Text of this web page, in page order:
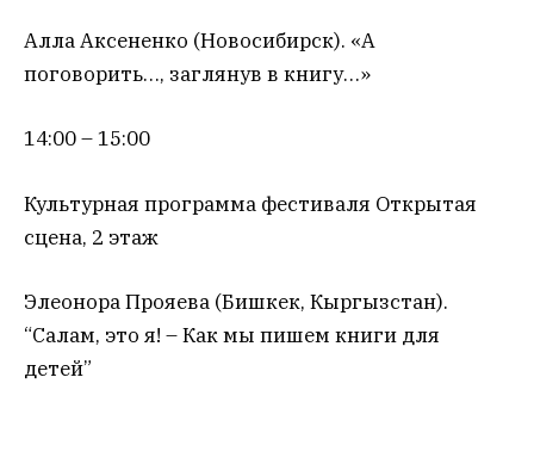
Алла Аксененко (Новосибирск). «А
поговорить…, заглянув в книгу…»
14:00 – 15:00
Культурная программа фестиваля Открытая
сцена, 2 этаж
Элеонора Прояева (Бишкек, Кыргызстан).
“Салам, это я! – Как мы пишем книги для
детей”